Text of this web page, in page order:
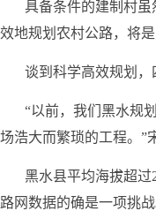
具备条件的建制村
效地规划农村公路，将
谈到科学高效规划
“以前，我们黑水规
场浩大而繁琐的工程。”
黑水县平均海拔超
路网数据的确是一项挑战